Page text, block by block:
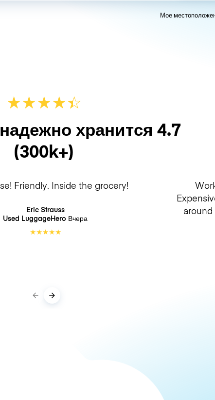
Мое
★★★★☆
★
хранится 4.7
(300k+)
Friendly. Inside the grocery!
Eric Strauss
Used LuggageHero Вчера
★★★★★